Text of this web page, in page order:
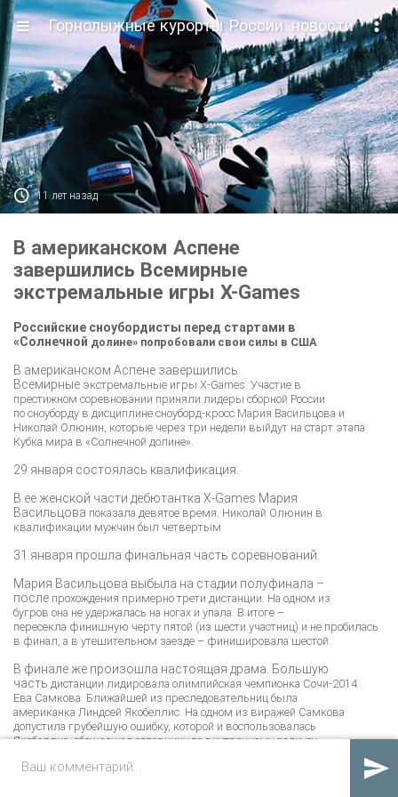

Горнолыжные курорты России: новости
 11 лет назад
В американском Аспене
завершились Всемирные
экстремальные игры X-Games
Российские сноубордисты перед стартами в
«Солнечной долине» попробовали свои силы в США
В американском Аспене завершились
Всемирные экстремальные игры X-Games. Участие в
престижном соревновании приняли лидеры сборной России
по сноуборду в дисциплине сноуборд-кросс Мария Васильцова и
Николай Олюнин, которые через три недели выйдут на старт этапа
Кубка мира в «Солнечной долине».
29 января состоялась квалификация.
В ее женской части дебютантка X-Games Мария
Васильцова показала девятое время. Николай Олюнин в
квалификации мужчин был четвертым.
31 января прошла финальная часть соревнований.
Мария Васильцова выбыла на стадии полуфинала –
после прохождения примерно трети дистанции. На одном из
бугров она не удержалась на ногах и упала. В итоге –
пересекла финишную черту пятой (из шести участниц) и не пробилась
в финал, а в утешительном заезде – финишировала шестой.
В финале же произошла настоящая драма. Большую
часть дистанции лидировала олимпийская чемпионка Сочи-2014
Ева Самкова. Ближайшей из преследовательниц была
американка Линдсей Якобеллис. На одном из виражей Самкова
допустила грубейшую ошибку, которой и воспользовалась
Якобеллис,обошедшая соперницу по внутреннему радиусу.
достатьамериканку. И сделать этой ей почти удалось. Финиш
